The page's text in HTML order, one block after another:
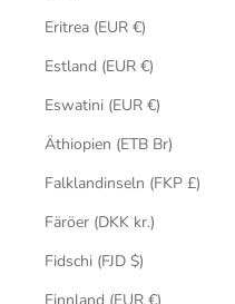
Eritrea (EUR €)
Estland (EUR €)
Eswatini (EUR €)
Äthiopien (ETB Br)
Falklandinseln (FKP £)
Färöer (DKK kr.)
Fidschi (FJD $)
Finnland (EUR €)